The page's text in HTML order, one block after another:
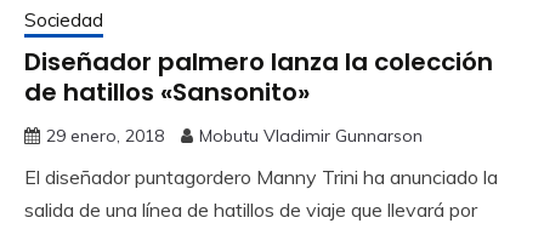
Sociedad
Diseñador palmero lanza la colección
de hatillos «Sansonito»
29 enero, 2018 Mobutu Vladimir Gunnarson
El diseñador puntagordero Manny Trini ha anunciado la
salida de una línea de hatillos de viaje que llevará por